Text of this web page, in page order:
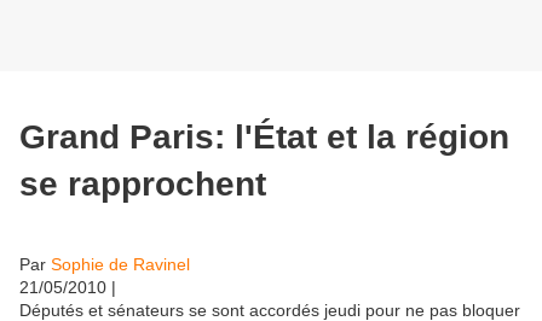
Grand Paris: l'État et la région
se rapprochent
Par Sophie de Ravinel
21/05/2010 |
Députés et sénateurs se sont accordés jeudi pour ne pas bloquer